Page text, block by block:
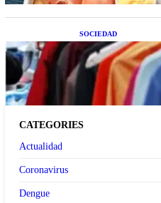
SOCIEDAD
Las grandes
tendencia de la
CATEGORIES
Actualidad
Coronavirus
Dengue